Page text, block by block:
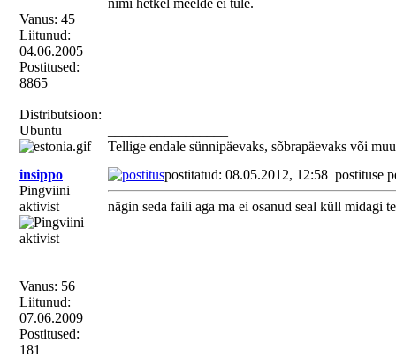
Vanus: 45
Liitunud:
04.06.2005
Postitused:
8865
Distributsioon:
Ubuntu
nimi hetkel meelde ei tule.
Tellige endale sünnipäevaks, sõbrapäevaks või
insippo
Pingviini
aktivist
Vanus: 56
Liitunud:
07.06.2009
Postitused:
181
postitatud: 08.05.2012, 12:58 postituse
nägin seda faili aga ma ei osanud seal küll midagi